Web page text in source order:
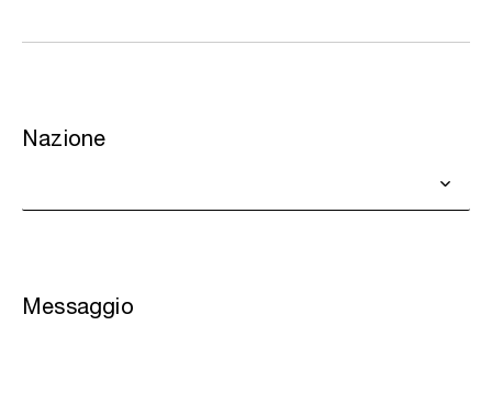
Nazione
Messaggio